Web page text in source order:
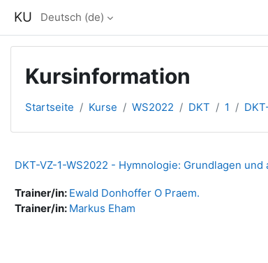
KU Deutsch ‎(de)‎
Kursinformation
Startseite Kurse WS2022 DKT 1
DKT-VZ-1-WS2022 - Hymnologie: Grundlagen
Trainer/in: Ewald Donhoffer O Praem.
Trainer/in: Markus Eham